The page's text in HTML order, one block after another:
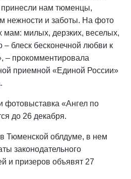
нам тюменцы,
нежности и заботы. На фото
мам: милых, дерзких, веселых,
– блеск бесконечной любви к
– прокомментировала
приемной «Единой России»
.
фотовыставка «Ангел по
до 26 декабря.
Тюменской облдуме, в нем
законодательного
и призеров объявят 27